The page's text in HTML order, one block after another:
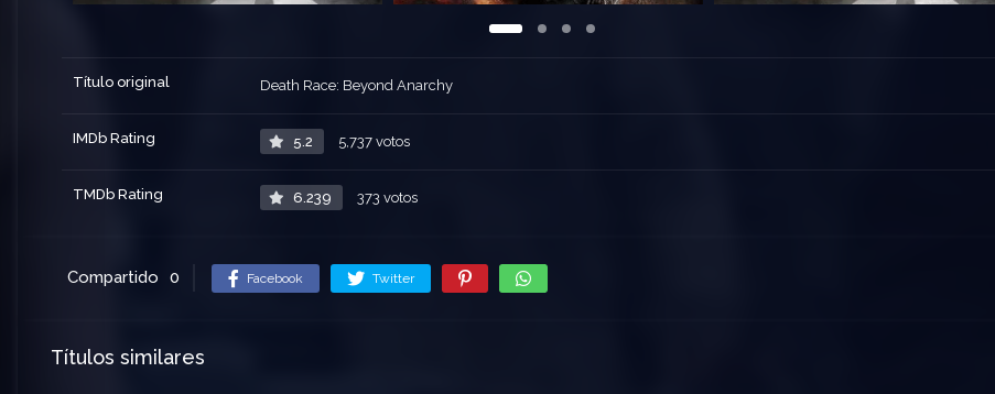
Título original Death Race: Beyond Anarchy
IMDb Rating 5.2 5,737 votos
TMDb Rating 6.239 373 votos
Compartido 0 Facebook Twitter
Títulos similares